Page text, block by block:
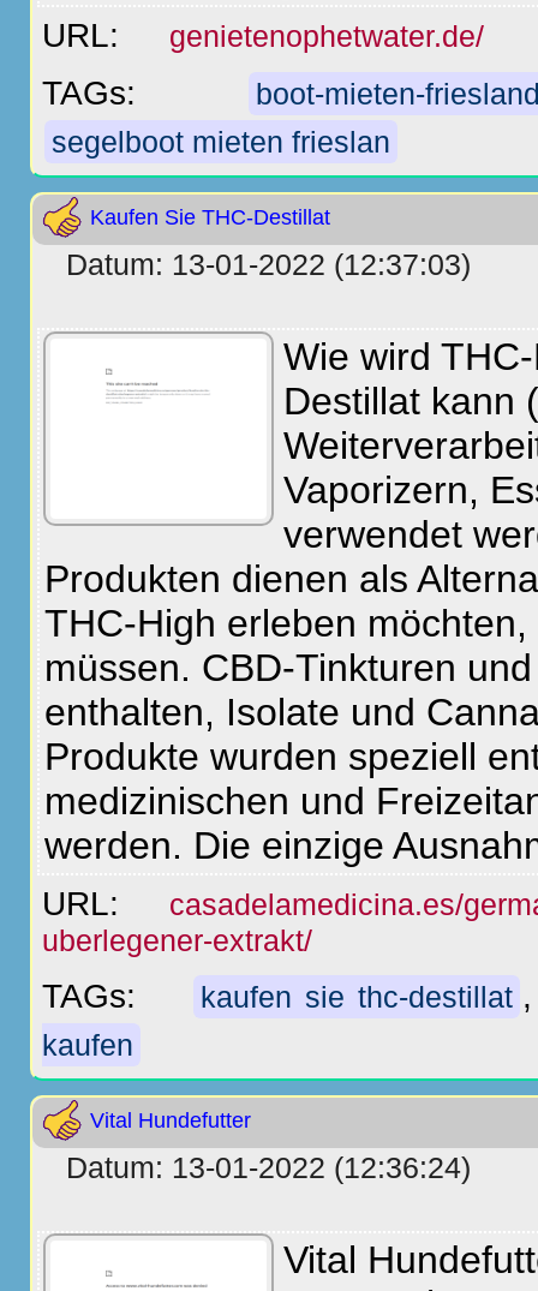
URL: genietenophetwater.de/
TAGs:
boot-mieten-
segelboot mieten frieslan
Kaufen Sie THC-Destillat
Datum: 13-01-2022 (12:37:03)
Wie wird
Destillat kann
Vaporizern,
verwendet
Produkten dienen als
THC-High erleben
müssen. CBD-Tinkturen
enthalten, Isolate und
Produkte wurden speziell
medizinischen und
werden. Die einzige
URL:
casadelamedicina.es/
uberlegener-extrakt/
TAGs: kaufen sie thc-destillat
kaufen
Vital Hundefutter
Datum: 13-01-2022 (12:36:24)
Vital